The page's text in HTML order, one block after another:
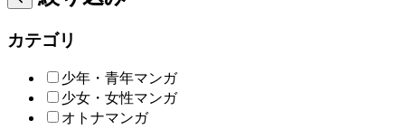
カテゴリ
少年・青年マンガ
少女・女性マンガ
オトナマンガ